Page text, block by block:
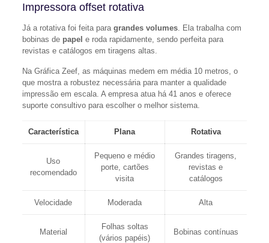
Impressora offset rotativa
Já a rotativa foi feita para grandes volumes. Ela trabalha com
bobinas de papel e roda rapidamente, sendo perfeita para
revistas e catálogos em tiragens altas.
Na Gráfica Zeef, as máquinas medem em média 10 metros, o
que mostra a robustez necessária para manter a qualidade
impressão em escala. A empresa atua há 41 anos e oferece
suporte consultivo para escolher o melhor sistema.
Característica Plana Rotativa
Uso
recomendado
Pequeno e médio
porte, cartões
visita
Grandes tiragens,
revistas e
catálogos
Velocidade Moderada Alta
Material
Folhas soltas
(vários papéis)
Bobinas contínuas